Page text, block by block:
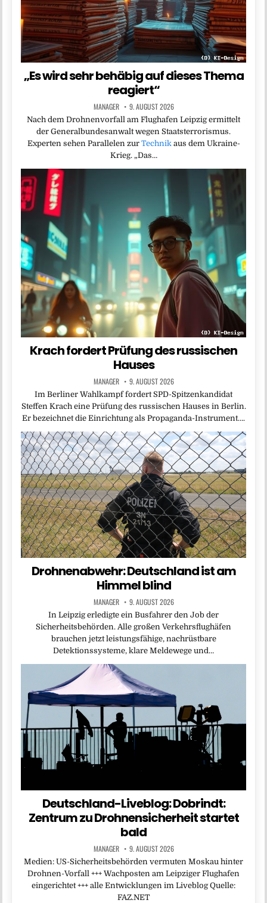
„Es wird sehr behäbig auf dieses Thema
reagiert“
MANAGER 9. AUGUST 2026
Nach dem Drohnenvorfall am Flughafen Leipzig ermittelt
der Generalbundesanwalt wegen Staatsterrorismus.
Experten sehen Parallelen zur Technikaus dem Ukraine-
Krieg. „Das…
Krach fordert Prüfung des russischen
Hauses
MANAGER 9. AUGUST 2026
Im Berliner Wahlkampf fordert SPD-Spitzenkandidat
Steffen Krach eine Prüfung des russischen Hauses in Berlin.
Er bezeichnet die Einrichtung als Propaganda-Instrument….
Drohnenabwehr: Deutschland ist am
Himmel blind
MANAGER 9. AUGUST 2026
In Leipzig erledigte ein Busfahrer den Job der
Sicherheitsbehörden. Alle großen Verkehrsflughäfen
brauchen jetzt leistungsfähige, nachrüstbare
Detektionssysteme, klare Meldewege und…
Deutschland-Liveblog: Dobrindt:
Zentrum zu Drohnensicherheit startet
bald
MANAGER 9. AUGUST 2026
Medien: US-Sicherheitsbehörden vermuten Moskau hinter
Drohnen-Vorfall +++ Wachposten am Leipziger Flughafen
eingerichtet +++ alle Entwicklungen im Liveblog Quelle:
FAZ.NET